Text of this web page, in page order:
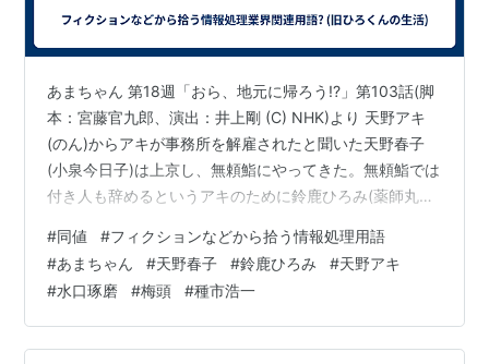
あまちゃん 第18週「おら、地元に帰ろう!?」第103話(脚
本：宮藤官九郎、演出：井上剛 (C) NHK)より 天野アキ
(のん)からアキが事務所を解雇されたと聞いた天野春子
(小泉今日子)は上京し、無頼鮨にやってきた。無頼鮨では
付き人も辞めるというアキのために鈴鹿ひろみ(薬師丸ひ
(松田龍平)もいたのだが春子の出現にアキも水口も(おそ
らく種市(福士蒼汰)も)驚き、春子の剣幕に恐れ慄いた水
口はカウンターに避難してしまった。そして鈴鹿ひろ
み、春子、アキが話をしていた。なお鈴鹿と梅頭(ピエー
ル瀧)は春子とは初対面である。さて鈴鹿がこんな指摘を
#同値 #フィクションなどから拾う情報処理用語
#あまちゃん #天野春子 #鈴鹿ひろみ #天野アキ
#水口琢磨 #梅頭 #種市浩一